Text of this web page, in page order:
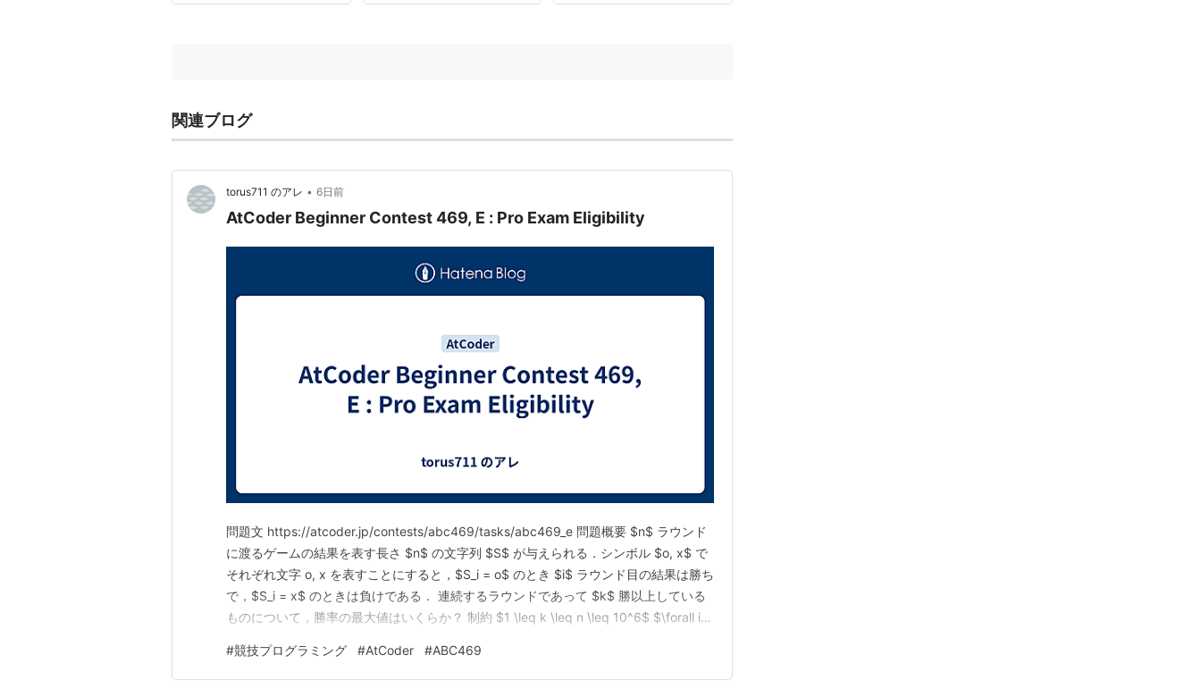
関連ブログ
torus711 のアレ • 6日前
AtCoder Beginner Contest 469, E : Pro Exam Eligibility
問題文 https://atcoder.jp/contests/abc469/tasks/abc469_e 問題概要 $n$ ラウンド
に渡るゲームの結果を表す長さ $n$ の文字列 $S$ が与えられる．シンボル $o, x$ で
それぞれ文字 o, x を表すことにすると，$S_i = o$ のとき $i$ ラウンド目の結果は勝ち
で，$S_i = x$ のときは負けである． 連続するラウンドであって $k$ 勝以上している
ものについて，勝率の最大値はいくらか？ 制約 $1 \leq k \leq n \leq 10^6$ $\forall i
#競技プログラミング #AtCoder #ABC469